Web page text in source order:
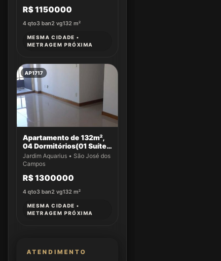
R$ 1150000
4 qto3 ban2 vg132 m²
MESMA CIDADE •
METRAGEM PRÓXIMA
AP1717
Apartamento de 132m²,
04 Dormitórios(01 Suíte)
a venda no Jardim
Aquarius
Jardim Aquarius • São José dos
Campos
R$ 1300000
4 qto3 ban2 vg132 m²
MESMA CIDADE •
METRAGEM PRÓXIMA
ATENDIMENTO